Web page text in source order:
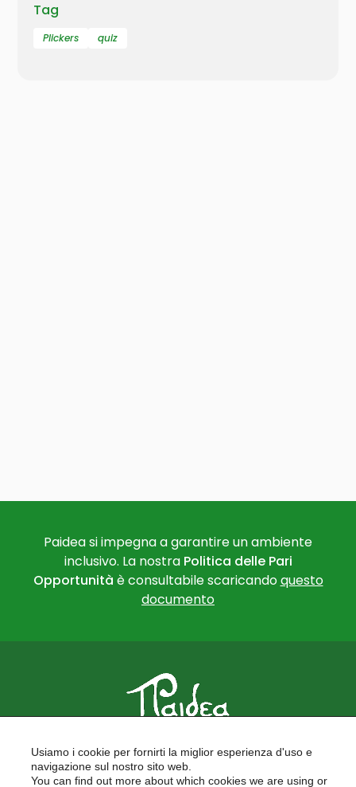
Tag
Plickers quiz
Paidea si impegna a garantire un ambiente
inclusivo. La nostra Politica delle Pari
Opportunità è consultabile scaricandoquesto
documento
FORMAZIONE PER LE SCUOLE
FORMAZIONE PROFESSIONALE
Usiamo i cookie per fornirti la miglior esperienza d'uso e
navigazione sul nostro sito web.
You can find out more about which cookies we are using or